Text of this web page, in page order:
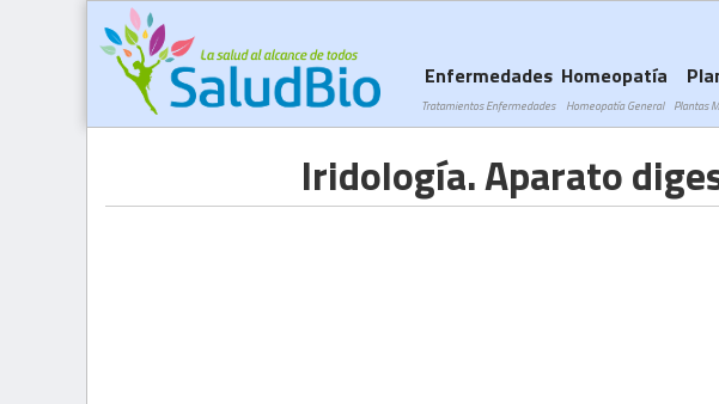
Iridología. Aparato
Enfermedades
Tratamientos Enfermedades
Homeopatía
Homeopatía General Plantas